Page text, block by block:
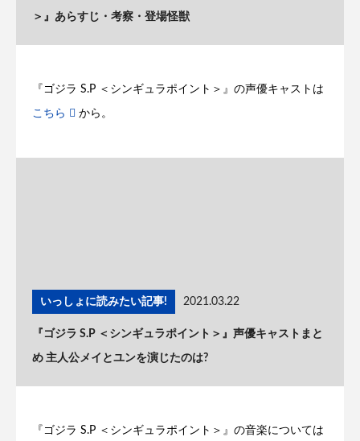
＞』あらすじ・考察・登場怪獣
『ゴジラ S.P ＜シンギュラポイント＞』の声優キャストは
こちら から。
いっしょに読みたい記事! 2021.03.22
『ゴジラ S.P ＜シンギュラポイント＞』声優キャストまと
め 主人公メイとユンを演じたのは?
『ゴジラ S.P ＜シンギュラポイント＞』の音楽については